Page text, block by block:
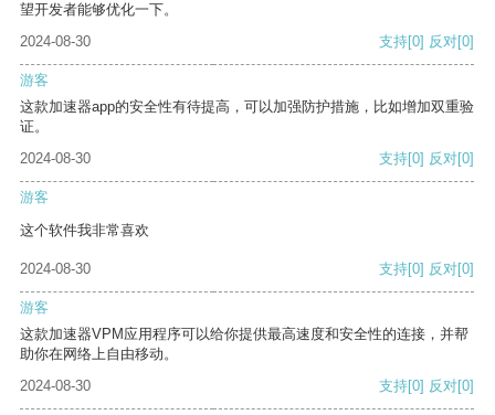
望开发者能够优化一下。
2024-08-30
支持[0] 反对[0]
游客
这款加速器app的安全性有待提高，可以加强防护措施，比如增加双重验
证。
2024-08-30
支持[0] 反对[0]
游客
这个软件我非常喜欢
2024-08-30 支持[0] 反对[0]
游客
这款加速器VPM应用程序可以给你提供最高速度和安全性的连接，并帮
助你在网络上自由移动。
2024-08-30
支持[0] 反对[0]